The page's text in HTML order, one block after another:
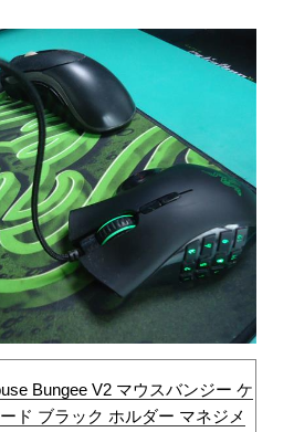
Bungee V2 マウスバンジー ケ
ド ブラック ホルダー マネジメ